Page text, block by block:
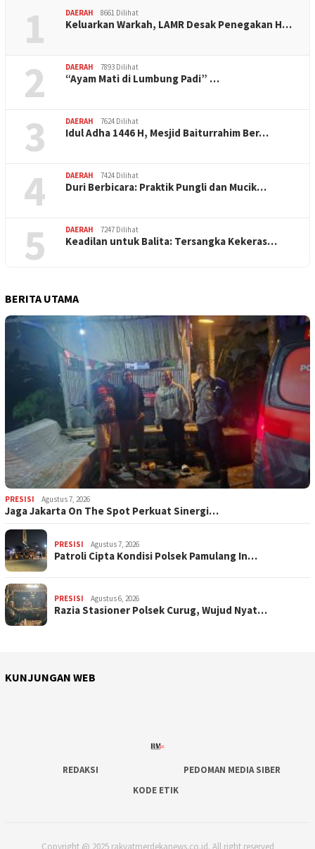
1 DAERAH 8661 Dilihat
Keluarkan Warkah, LAMR Desak Penegakan H…
2 DAERAH 7893 Dilihat
“Ayam Mati di Lumbung Padi” …
3 DAERAH 7624 Dilihat
Idul Adha 1446 H, Mesjid Baiturrahim Ber…
4 DAERAH 7424 Dilihat
Duri Berbicara: Praktik Pungli dan Mucik…
5 DAERAH 7247 Dilihat
Keadilan untuk Balita: Tersangka Kekeras…
BERITA UTAMA
PRESISI Agustus 7, 2026
Jaga Jakarta On The Spot Perkuat Sinergi…
PRESISI Agustus 7, 2026
Patroli Cipta Kondisi Polsek Pamulang In…
PRESISI Agustus 6, 2026
Razia Stasioner Polsek Curug, Wujud Nyat…
KUNJUNGAN WEB
REDAKSI
PEDOMAN MEDIA SIBER
KODE ETIK